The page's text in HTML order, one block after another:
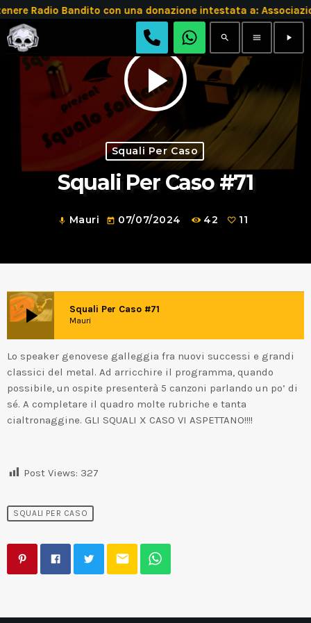
Radio Bandito con una donazione intestata a:
search menu play_arrow
play_arrow
Squali Per Caso
Squali Per Caso #71
mic Mauri today 07/07/2024 42 11
play_arrow Squali Per Caso #71
Mauri
Lo speaker genovese galleggia fra nuovi successi e grandi
classici del metal. Ad arricchire il programma, quando
possibile, un ospite presenterà 5 canzoni parlando un po’ di
sé. A completare il quadro molte rubriche e tanta
cialtronaggine. GLI SQUALI X CASO VI ASPETTANO!!!!
Post Views: 327
SQUALI PER CASO
email